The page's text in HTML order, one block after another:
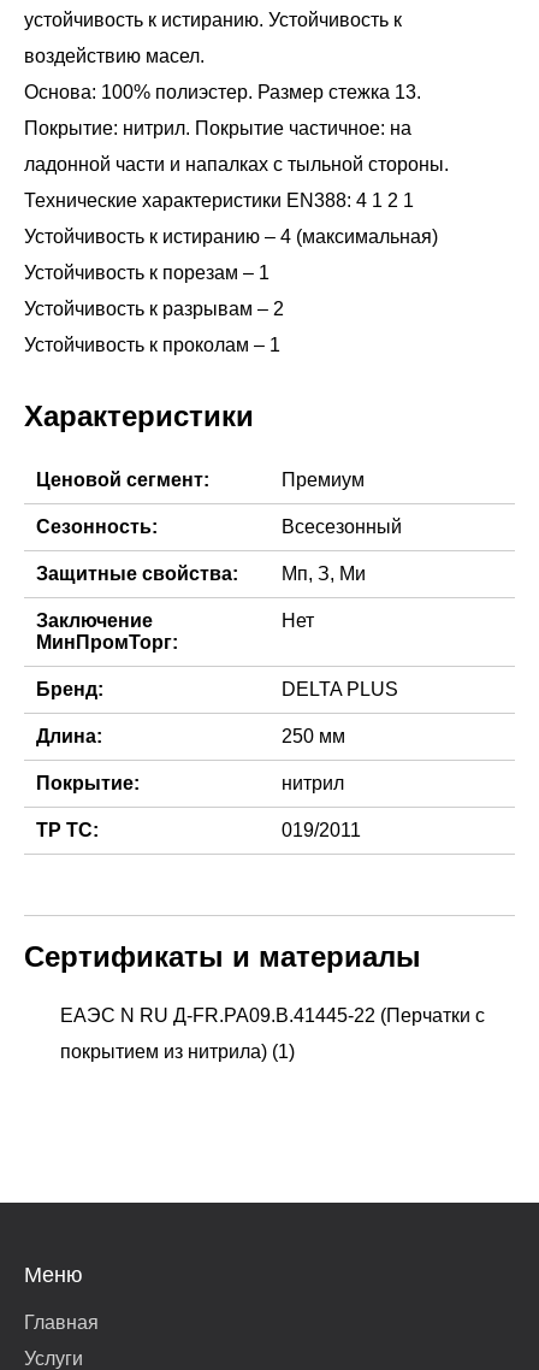
устойчивость к истиранию. Устойчивость к
воздействию масел.
Основа: 100% полиэстер. Размер стежка 13.
Покрытие: нитрил. Покрытие частичное: на
ладонной части и напалках с тыльной стороны.
Технические характеристики EN388: 4 1 2 1
Устойчивость к истиранию – 4 (максимальная)
Устойчивость к порезам – 1
Устойчивость к разрывам – 2
Устойчивость к проколам – 1
Характеристики
Ценовой сегмент: Премиум
Сезонность: Всесезонный
Защитные свойства: Мп, З, Ми
Заключение
МинПромТорг:
Нет
Бренд: DELTA PLUS
Длина: 250 мм
Покрытие: нитрил
ТР ТС: 019/2011
Сертификаты и материалы
ЕАЭС N RU Д-FR.РА09.В.41445-22 (Перчатки с
покрытием из нитрила) (1)
Меню
Главная
Услуги